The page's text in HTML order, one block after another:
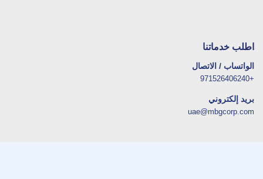
اطلب خدماتنا
الواتساب / الاتصال
+971526406240
بريد إلكتروني
uae@mbgcorp.com